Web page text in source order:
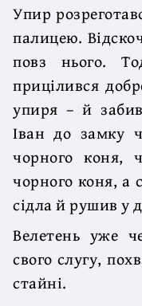
Упир
палицею.
повз нього.
прицілився
упиря – й
Іван до замку
чорного коня,
чорного коня, а
сідла й рушив у
Велетень уже
свого слугу,
стайні.